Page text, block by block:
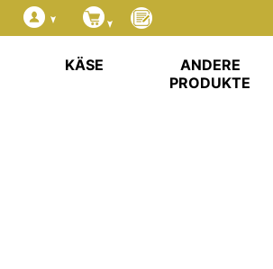
KÄSE
ANDERE
PRODUKTE